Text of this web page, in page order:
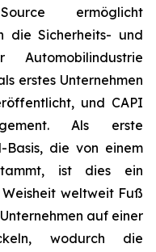
ermöglicht
die Sicherheits- und
Automobilindustrie
erstes Unternehmen
und CAPI
Als erste
Basis, die von einem
ist dies ein
weltweit Fuß
auf einer
wodurch die